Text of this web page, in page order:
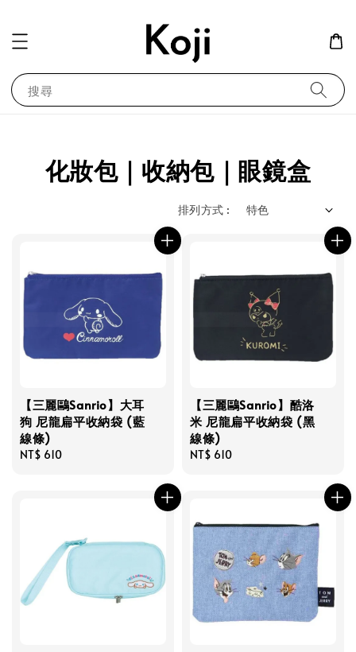
搜尋
化妝包｜收納包｜眼鏡盒
排列方式 :
【三麗鷗Sanrio】大耳
狗 尼龍扁平收納袋 (藍
線條)
Regular
NT$ 610
【三麗鷗Sanrio】酷洛
米 尼龍扁平收納袋 (黑
線條)
Regular
NT$ 610